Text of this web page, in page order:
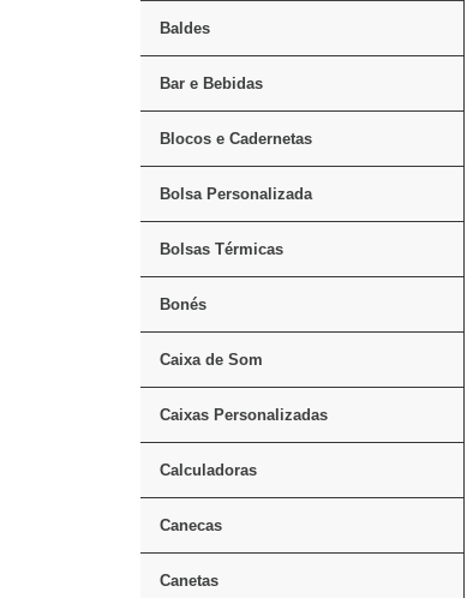
Baldes
Bar e Bebidas
Blocos e Cadernetas
Bolsa Personalizada
Bolsas Térmicas
Bonés
Caixa de Som
Caixas Personalizadas
Calculadoras
Canecas
Canetas